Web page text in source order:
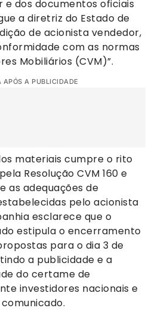
e dos documentos oficiais
a diretriz do Estado de
de acionista vendedor,
com as normas
Mobiliários (CVM)”.
APÓS A PUBLICIDADE
materiais cumpre o rito
Resolução CVM 160 e
as adequações de
pelo acionista
esclarece que o
estipula o encerramento
para o dia 3 de
a publicidade e a
do certame de
investidores nacionais e